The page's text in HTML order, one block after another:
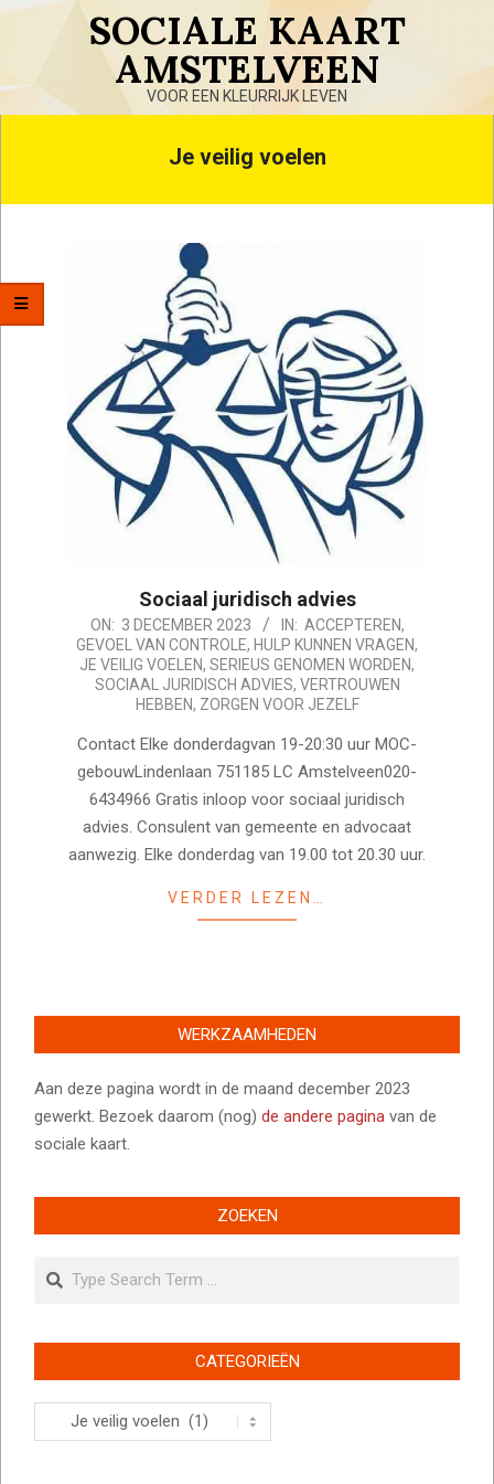
Skip
SOCIALE KAART
AMSTELVEEN
VOOR EEN KLEURRIJK LEVEN
Je veilig voelen
Sociaal juridisch advies
2023-
12-
ON: 3 DECEMBER 2023 IN: ACCEPTEREN,
GEVOEL VAN CONTROLE, HULP KUNNEN VRAGEN,
JE VEILIG VOELEN, SERIEUS GENOMEN WORDEN,
SOCIAAL JURIDISCH ADVIES, VERTROUWEN
HEBBEN, ZORGEN VOOR JEZELF
Contact Elke donderdagvan 19-20:30 uur MOC-
gebouwLindenlaan 751185 LC Amstelveen020-
6434966 Gratis inloop voor sociaal juridisch
advies. Consulent van gemeente en advocaat
aanwezig. Elke donderdag van 19.00 tot 20.30 uur.
VERDER LEZEN…
WERKZAAMHEDEN
Aan deze pagina wordt in de maand december 2023
gewerkt. Bezoek daarom (nog) de andere pagina van de
sociale kaart.
ZOEKEN
CATEGORIEËN
Categorieën